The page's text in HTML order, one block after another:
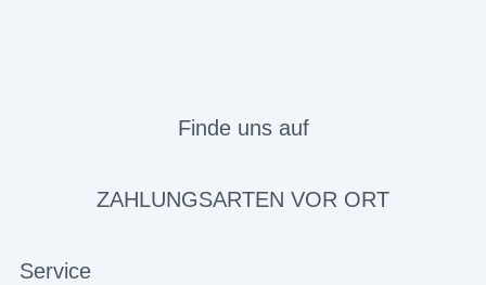
Finde uns auf
ZAHLUNGSARTEN VOR ORT
Service